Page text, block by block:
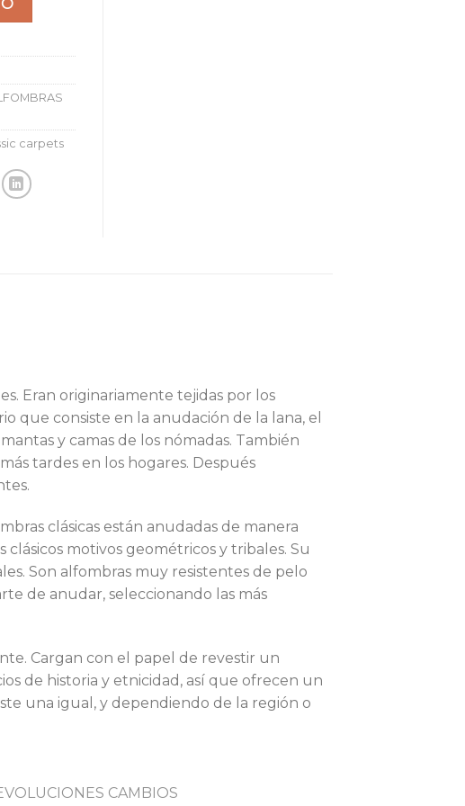
carpets
Eran originariamente tejidas por los
que consiste en la anudación de la lana, el
y camas de los nómadas. También
tardes en los hogares. Después
clásicas están anudadas de manera
clásicos motivos geométricos y tribales. Su
Son alfombras muy resistentes de pelo
de anudar, seleccionando las más
Cargan con el papel de revestir un
de historia y etnicidad, así que ofrecen un
una igual, y dependiendo de la región o
CAMBIOS